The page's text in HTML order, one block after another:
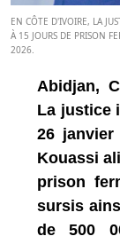
EN CÔTE D'IVOIRE, LA
À 15 JOURS DE PRISON
2026.
Abidjan,
La justice
26 janvier
Kouassi
prison
sursis
de 500